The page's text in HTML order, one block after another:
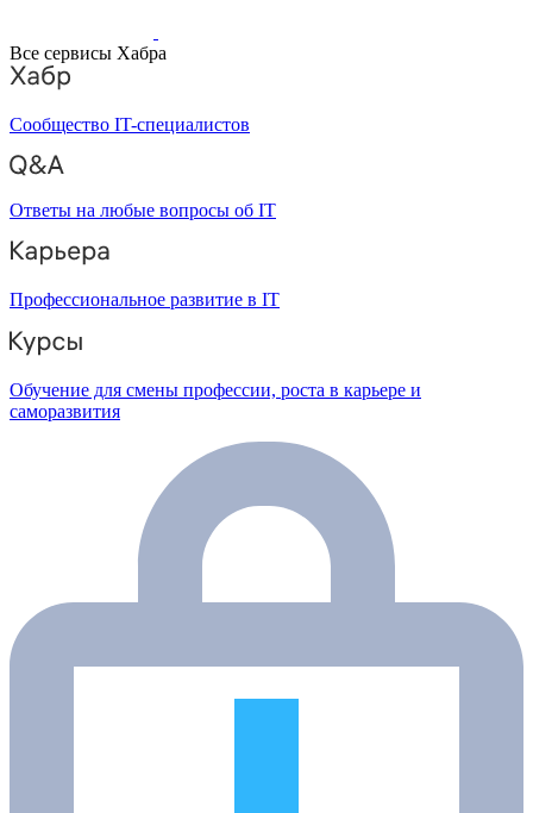
Все сервисы Хабра
Сообщество IT-специалистов
Ответы на любые вопросы об IT
Профессиональное развитие в IT
Обучение для смены профессии, роста в карьере и
саморазвития